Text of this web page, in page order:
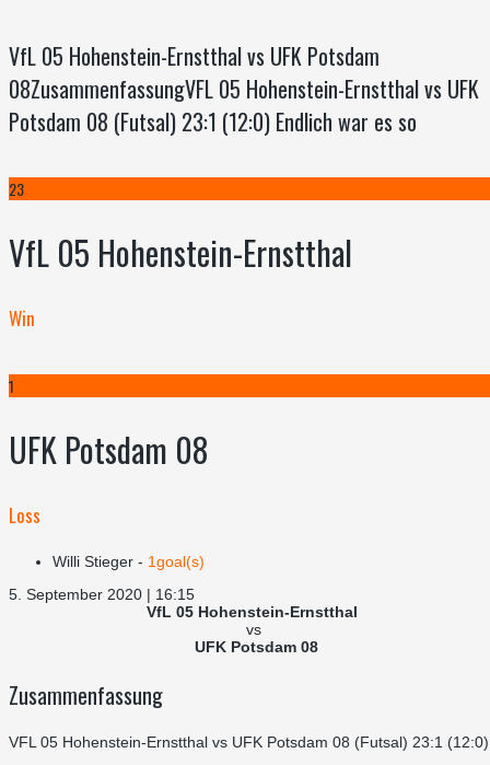
VfL 05 Hohenstein-Ernstthal vs UFK Potsdam
08ZusammenfassungVFL 05 Hohenstein-Ernstthal vs UFK
Potsdam 08 (Futsal) 23:1 (12:0) Endlich war es so
23
VfL 05 Hohenstein-Ernstthal
Win
1
UFK Potsdam 08
Loss
Willi Stieger - 1goal(s)
5. September 2020 | 16:15
VfL 05 Hohenstein-Ernstthal
vs
UFK Potsdam 08
Zusammenfassung
VFL 05 Hohenstein-Ernstthal vs UFK Potsdam 08 (Futsal) 23:1 (12:0)